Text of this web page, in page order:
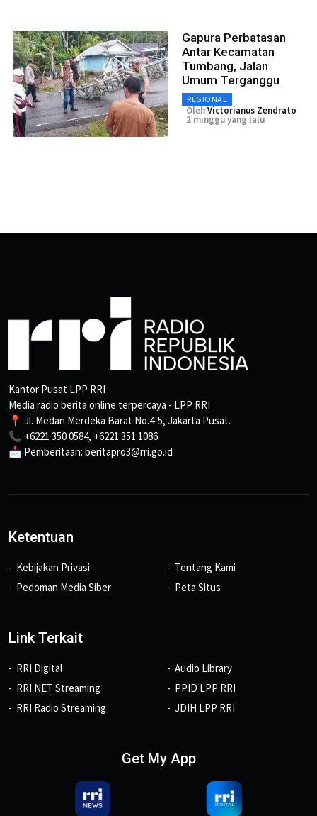
Gapura Perbatasan
Antar Kecamatan
Tumbang, Jalan
Umum Terganggu
REGIONAL
OlehVictorianus Zendrato
2 minggu yang lalu
Kantor Pusat LPP RRI
Media radio berita online terpercaya - LPP RRI
📍 Jl. Medan Merdeka Barat No.4-5, Jakarta Pusat.
📞 +6221 350 0584, +6221 351 1086
📩 Pemberitaan: beritapro3@rri.go.id
Ketentuan
Kebijakan Privasi
Pedoman Media Siber
Tentang Kami
Peta Situs
Link Terkait
RRI Digital
RRI NET Streaming
RRI Radio Streaming
Audio Library
PPID LPP RRI
JDIH LPP RRI
Get My App